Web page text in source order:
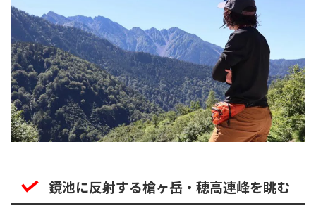
鏡池に反射する槍ヶ岳・穂高連峰を眺む